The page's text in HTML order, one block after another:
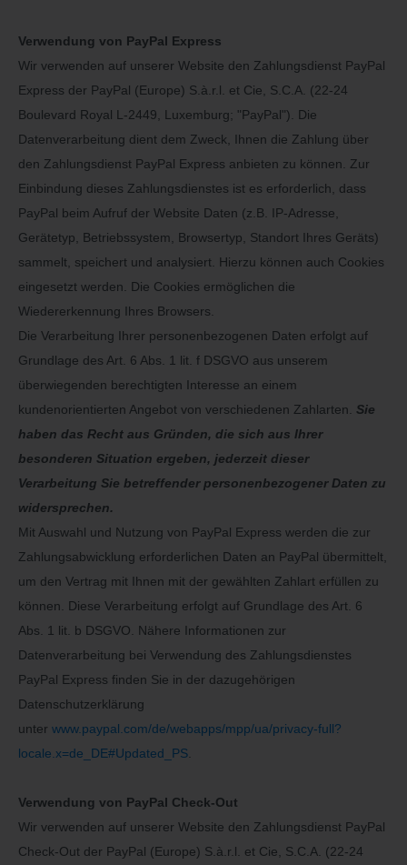
Verwendung von PayPal Express
Wir verwenden auf unserer Website den Zahlungsdienst PayPal
Express der PayPal (Europe) S.à.r.l. et Cie, S.C.A. (22-24
Boulevard Royal L-2449, Luxemburg; "PayPal"). Die
Datenverarbeitung dient dem Zweck, Ihnen die Zahlung über
den Zahlungsdienst PayPal Express anbieten zu können. Zur
Einbindung dieses Zahlungsdienstes ist es erforderlich, dass
PayPal beim Aufruf der Website Daten (z.B. IP-Adresse,
Gerätetyp, Betriebssystem, Browsertyp, Standort Ihres Geräts)
sammelt, speichert und analysiert. Hierzu können auch Cookies
eingesetzt werden. Die Cookies ermöglichen die
Wiedererkennung Ihres Browsers.
Die Verarbeitung Ihrer personenbezogenen Daten erfolgt auf
Grundlage des Art. 6 Abs. 1 lit. f DSGVO aus unserem
überwiegenden berechtigten Interesse an einem
kundenorientierten Angebot von verschiedenen Zahlarten. Sie
haben das Recht aus Gründen, die sich aus Ihrer
besonderen Situation ergeben, jederzeit dieser
Verarbeitung Sie betreffender personenbezogener Daten zu
widersprechen.
Mit Auswahl und Nutzung von PayPal Express werden die zur
Zahlungsabwicklung erforderlichen Daten an PayPal übermittelt,
um den Vertrag mit Ihnen mit der gewählten Zahlart erfüllen zu
können. Diese Verarbeitung erfolgt auf Grundlage des Art. 6
Abs. 1 lit. b DSGVO. Nähere Informationen zur
Datenverarbeitung bei Verwendung des Zahlungsdienstes
PayPal Express finden Sie in der dazugehörigen
Datenschutzerklärung
unter www.paypal.com/de/webapps/mpp/ua/privacy-full?
locale.x=de_DE#Updated_PS
Verwendung von PayPal Check-Out
Wir verwenden auf unserer Website den Zahlungsdienst PayPal
Check-Out der PayPal (Europe) S.à.r.l. et Cie, S.C.A. (22-24